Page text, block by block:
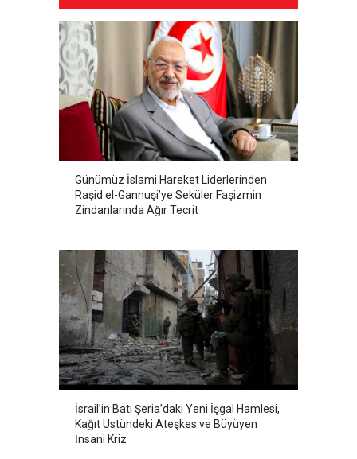
Günümüz İslami Hareket Liderlerinden
Raşid el-Gannuşi’ye Seküler Faşizmin
Zindanlarında Ağır Tecrit
İsrail’in Batı Şeria’daki Yeni İşgal Hamlesi,
Kağıt Üstündeki Ateşkes ve Büyüyen
İnsani Kriz